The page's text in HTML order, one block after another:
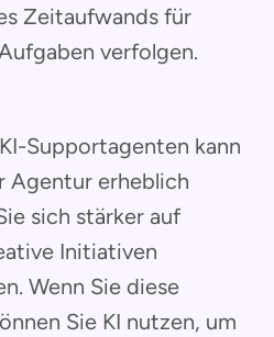
Zeitaufwands für
verfolgen.
Supportagenten kann
Agentur erheblich
sich stärker auf
Initiativen
Wenn Sie diese
Sie KI nutzen, um